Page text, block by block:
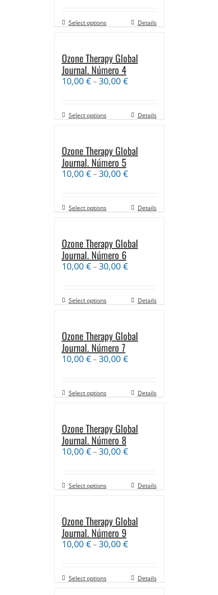
Select options Details
Ozone Therapy Global
Journal. Número 4
10,00 €–30,00 €
Select options Details
Ozone Therapy Global
Journal. Número 5
10,00 €–30,00 €
Select options Details
Ozone Therapy Global
Journal. Número 6
10,00 €–30,00 €
Select options Details
Ozone Therapy Global
Journal. Número 7
10,00 €–30,00 €
Select options Details
Ozone Therapy Global
Journal. Número 8
10,00 €–30,00 €
Select options Details
Ozone Therapy Global
Journal. Número 9
10,00 €–30,00 €
Select options Details